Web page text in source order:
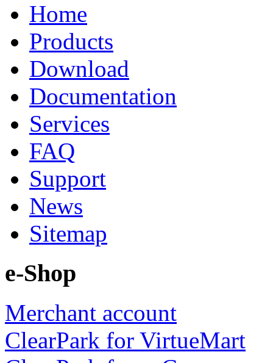
Home
Products
Download
Documentation
Services
FAQ
Support
News
Sitemap
e-Shop
Merchant account
ClearPark for VirtueMart